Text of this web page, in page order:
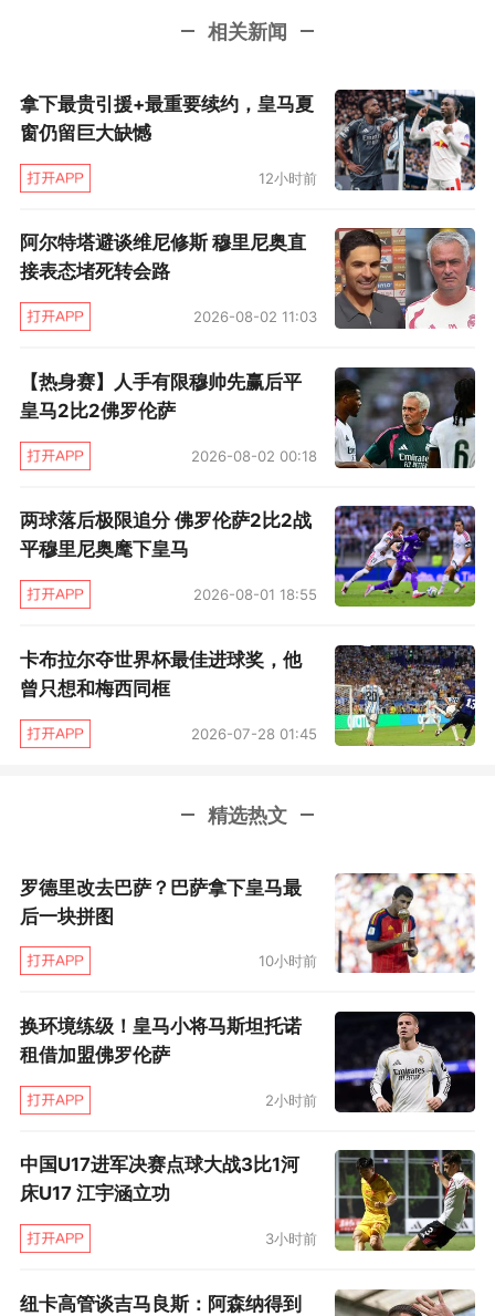
了一个中场不喜欢，再买。除非你可以这样，不
球员。我说的‘喜欢’是从足球的意义上说，指那些
你不相信和球队水平般配的球员，但你必须接
受。如果你去问别的英超主帅，不是说所有，但
大部分，他们会告诉你一样的东西。在我的球队
里，我想拥有一些比现有更好的球员，这是基本
的问题。”
穆里尼奥还谈到了博格巴，此前两人合作得
并不愉快，穆帅认为博格巴没有达到他的期望，
博格巴则觉得穆帅的战术没能让他自由发挥，有
传闻（瓜迪奥拉爆料
）拉伊奥拉已开始为法国中
场寻找下家。但葡萄牙教练还是相信，博格巴下
赛季会留在曼联，“我觉得他下赛季还会在这里，
这是我的感觉。我可以向你们保证，我不想他
们没有收到他和他的经纪人，以及其他任何俱乐
部的（转会）请求。是的，目前来说，他会留
下。”
相关新闻
拿下最贵引援+最重要续约，皇马夏
窗仍留巨大缺憾
12小时前
阿尔特塔避谈维尼修斯 穆里尼奥直
接表态堵死转会路
2026-08-02 11:03
【热身赛】人手有限穆帅先赢后平
皇马2比2佛罗伦萨
2026-08-02 00:18
两球落后极限追分 佛罗伦萨2比2战
平穆里尼奥麾下皇马
2026-08-01 18:55
卡布拉尔夺世界杯最佳进球奖，他
曾只想和梅西同框
2026-07-28 01:45
精选热文
罗德里改去巴萨？巴萨拿下皇马最
后一块拼图
10小时前
换环境练级！皇马小将马斯坦托诺
租借加盟佛罗伦萨
2小时前
中国U17进军决赛点球大战3比1河
床U17 江宇涵立功
3小时前
纽卡高管谈吉马良斯：阿森纳得到